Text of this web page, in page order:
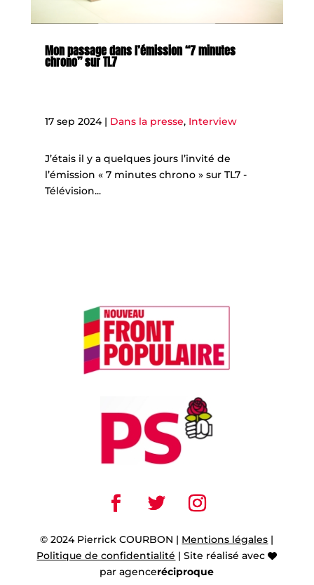
Mon passage dans l’émission “7 minutes
chrono” sur TL7
17 sep 2024| Dans la presse, Interview
J’étais il y a quelques jours l’invité de
l’émission « 7 minutes chrono » sur TL7 -
Télévision...
© 2024 Pierrick COURBON | Mentions légales |
Politique de confidentialité | Site réalisé avec
paragenceréciproque